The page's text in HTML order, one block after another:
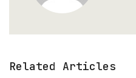
Related Articles